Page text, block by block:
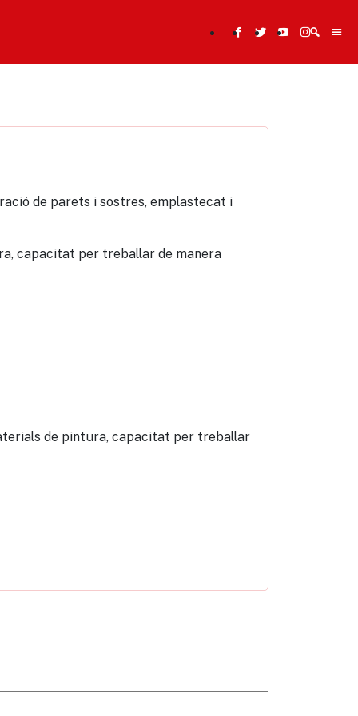
de parets i sostres, emplastecat i
capacitat per treballar de manera
de pintura, capacitat per treballar